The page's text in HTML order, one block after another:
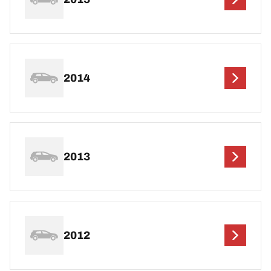
2014
2013
2012